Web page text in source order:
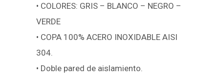
• COLORES: GRIS – BLANCO – NEGRO –
VERDE
• COPA 100% ACERO INOXIDABLE AISI
304.
• Doble pared de aislamiento.